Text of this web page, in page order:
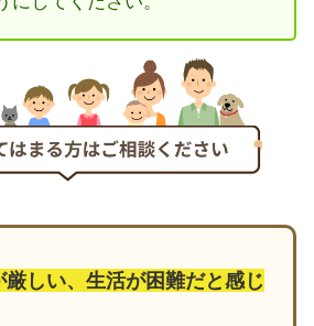
厳しい、生活が困難だと感じ